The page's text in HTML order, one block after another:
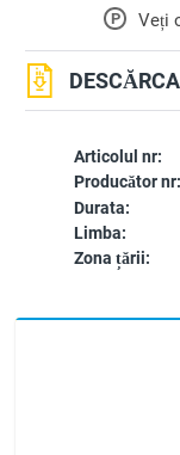
Articolul nr:
Producător nr:
Durata:
Limba:
Zona țării:
P Veți